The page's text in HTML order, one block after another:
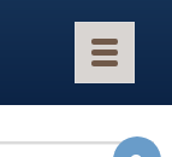
Toggle